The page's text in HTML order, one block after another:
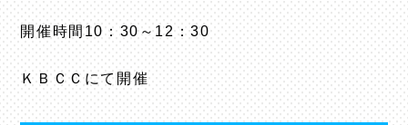
開催時間10：30～12：30
ＫＢＣＣにて開催